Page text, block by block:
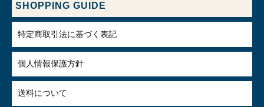
SHOPPING GUIDE
特定商取引法に基づく表記
個人情報保護方針
送料について